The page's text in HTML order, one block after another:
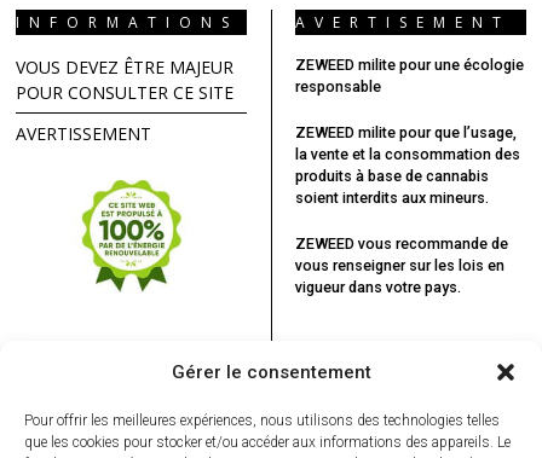
Gérer le consentement
Pour offrir les meilleures expériences, nous utilisons des technologies telles
que les cookies pour stocker et/ou accéder aux informations des appareils. Le
INFORMATIONS
VOUS DEVEZ ÊTRE MAJEUR
POUR CONSULTER CE SITE
AVERTISSEMENT
AVERTISEMENT
ZEWEED milite pour une écologie
responsable
ZEWEED milite pour que l’usage,
la vente et la consommation des
produits à base de cannabis
soient interdits aux mineurs.
ZEWEED vous recommande de
vous renseigner sur les lois en
vigueur dans votre pays.